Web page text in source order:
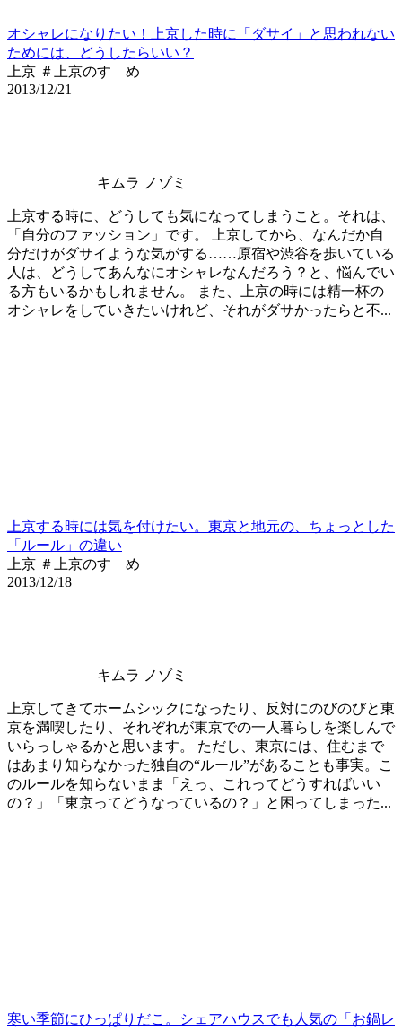
オシャレになりたい！上京した時に「ダサイ」と思われない
ためには、どうしたらいい？
上京 ＃上京のすゝめ
2013/12/21
キムラ ノゾミ
上京する時に、どうしても気になってしまうこと。それは、
「自分のファッション」です。 上京してから、なんだか自
分だけがダサイような気がする……原宿や渋谷を歩いている
人は、どうしてあんなにオシャレなんだろう？と、悩んでい
る方もいるかもしれません。 また、上京の時には精一杯の
オシャレをしていきたいけれど、それがダサかったらと不...
上京する時には気を付けたい。東京と地元の、ちょっとした
「ルール」の違い
上京 ＃上京のすゝめ
2013/12/18
キムラ ノゾミ
上京してきてホームシックになったり、反対にのびのびと東
京を満喫したり、それぞれが東京での一人暮らしを楽しんで
いらっしゃるかと思います。 ただし、東京には、住むまで
はあまり知らなかった独自の“ルール”があることも事実。こ
のルールを知らないまま「えっ、これってどうすればいい
の？」「東京ってどうなっているの？」と困ってしまった...
寒い季節にひっぱりだこ。シェアハウスでも人気の「お鍋レ